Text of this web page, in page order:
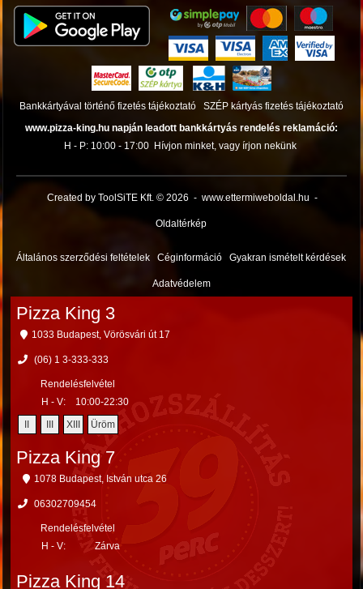
Bankkártyával történő fizetés tájékoztató
SZÉP kártyás fizetés tájékoztató
www.pizza-king.hu napján leadott bankkártyás rendelés reklamáció:
H - P: 10:00 - 17:00 Hívjon minket, vagy írjon nekünk
Created by ToolSiTE Kft. © 2026 - www.ettermiweboldal.hu -
Oldaltérkép
Általános szerződési feltételek Céginformáció Gyakran ismételt kérdések
Adatvédelem
Pizza King 3
1033 Budapest, Vörösvári út 17
(06) 1 3-333-333
Rendelésfelvétel
H - V:
10:00-22:30
XIII Üröm
Pizza King 7
1078 Budapest, István utca 26
06302709454
Rendelésfelvétel
H - V:
Zárva
Pizza King 14